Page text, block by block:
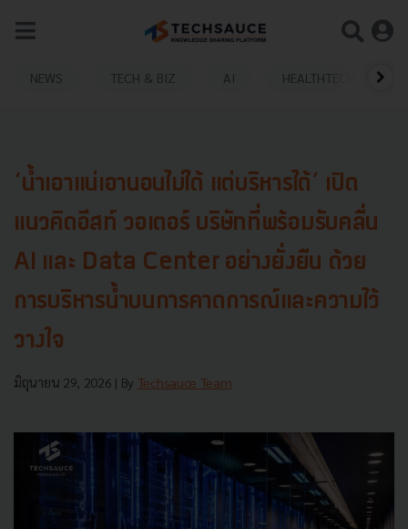
NEWS TECH & BIZ AI HEALTHTECH
‘น้ำเอาแน่เอานอนไม่ได้ แต่บริหารได้’ เปิด
แนวคิดอีสท์ วอเตอร์ บริษัทที่พร้อมรับคลื่น
AI และ Data Center อย่างยั่งยืน ด้วย
การบริหารน้ำบนการคาดการณ์และความไว้
วางใจ
มิถุนายน 29, 2026 | By Techsauce Team